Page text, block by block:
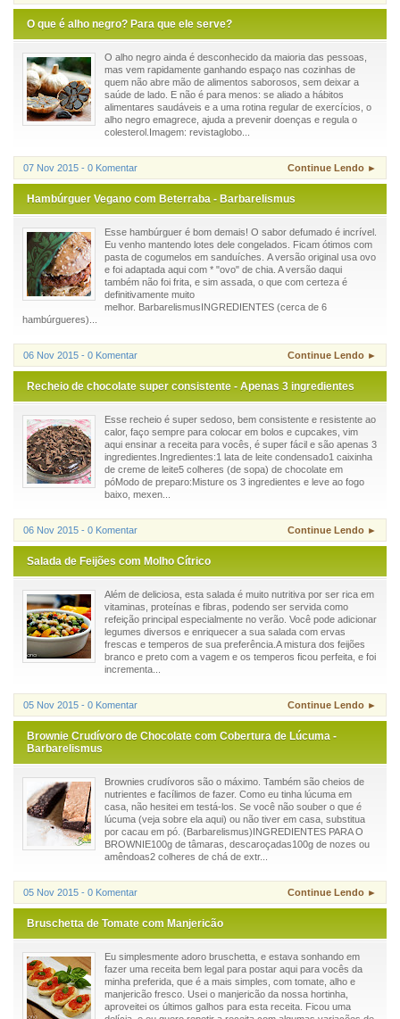
O que é alho negro? Para que ele serve?
O alho negro ainda é desconhecido da maioria das pessoas,
mas vem rapidamente ganhando espaço nas cozinhas de
quem não abre mão de alimentos saborosos, sem deixar a
saúde de lado. E não é para menos: se aliado a hábitos
alimentares saudáveis e a uma rotina regular de exercícios, o
alho negro emagrece, ajuda a prevenir doenças e regula o
colesterol.Imagem: revistaglobo...
07 Nov 2015 - 0 Komentar Continue Lendo ►
Hambúrguer Vegano com Beterraba - Barbarelismus
Esse hambúrguer é bom demais! O sabor defumado é incrível.
Eu venho mantendo lotes dele congelados. Ficam ótimos com
pasta de cogumelos em sanduíches. A versão original usa ovo
e foi adaptada aqui com * "ovo" de chia. A versão daqui
também não foi frita, e sim assada, o que com certeza é
definitivamente muito
melhor. BarbarelismusINGREDIENTES (cerca de 6
hambúrgueres)...
06 Nov 2015 - 0 Komentar Continue Lendo ►
Recheio de chocolate super consistente - Apenas 3 ingredientes
Esse recheio é super sedoso, bem consistente e resistente ao
calor, faço sempre para colocar em bolos e cupcakes, vim
aqui ensinar a receita para vocês, é super fácil e são apenas 3
ingredientes.Ingredientes:1 lata de leite condensado1 caixinha
de creme de leite5 colheres (de sopa) de chocolate em
póModo de preparo:Misture os 3 ingredientes e leve ao fogo
baixo, mexen...
06 Nov 2015 - 0 Komentar Continue Lendo ►
Salada de Feijões com Molho Cítrico
Além de deliciosa, esta salada é muito nutritiva por ser rica em
vitaminas, proteínas e fibras, podendo ser servida como
refeição principal especialmente no verão. Você pode adicionar
legumes diversos e enriquecer a sua salada com ervas
frescas e temperos de sua preferência.A mistura dos feijões
branco e preto com a vagem e os temperos ficou perfeita, e foi
incrementa...
05 Nov 2015 - 0 Komentar Continue Lendo ►
Brownie Crudívoro de Chocolate com Cobertura de Lúcuma -
Barbarelismus
Brownies crudívoros são o máximo. Também são cheios de
nutrientes e facílimos de fazer. Como eu tinha lúcuma em
casa, não hesitei em testá-los. Se você não souber o que é
lúcuma (veja sobre ela aqui) ou não tiver em casa, substitua
por cacau em pó. (Barbarelismus)INGREDIENTES PARA O
BROWNIE100g de tâmaras, descaroçadas100g de nozes ou
amêndoas2 colheres de chá de extr...
05 Nov 2015 - 0 Komentar Continue Lendo ►
Bruschetta de Tomate com Manjericão
Eu simplesmente adoro bruschetta, e estava sonhando em
fazer uma receita bem legal para postar aqui para vocês da
minha preferida, que é a mais simples, com tomate, alho e
manjericão fresco. Usei o manjericão da nossa hortinha,
aproveitei os últimos galhos para esta receita. Ficou uma